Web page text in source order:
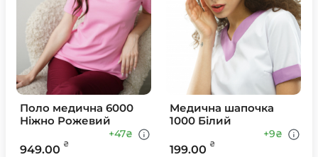
Поло медична 6000
Ніжно Рожевий
949.00 ₴
+47₴
Медична шапочка
1000 Білий
199.00 ₴
+9₴